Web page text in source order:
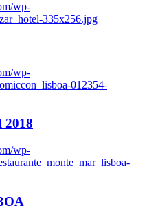
wp-
335x256.jpg
wp-
012354-
2018
wp-